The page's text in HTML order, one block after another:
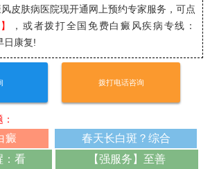
皮肤病医院现开通网上预约专家服务，可点
，或者拨打全国免费白癜风疾病专线：
日康复!
拨打电话咨询
癜
春天长白斑？综合
：看
【强服务】至善